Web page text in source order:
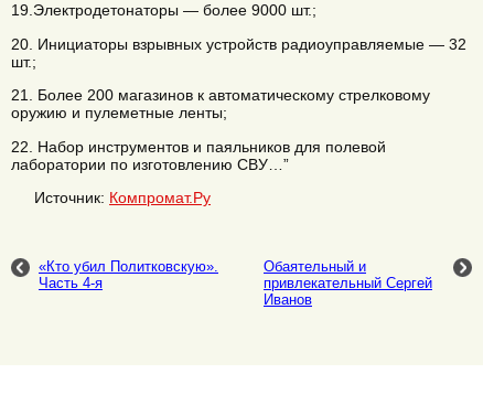
19.Электродетонаторы — более 9000 шт.;
20. Инициаторы взрывных устройств радиоуправляемые — 32
шт.;
21. Более 200 магазинов к автоматическому стрелковому
оружию и пулеметные ленты;
22. Набор инструментов и паяльников для полевой
лаборатории по изготовлению СВУ…”
Источник: Компромат.Ру
«Кто убил Политковскую».
Часть 4-я
Обаятельный и
привлекательный Сергей
Иванов